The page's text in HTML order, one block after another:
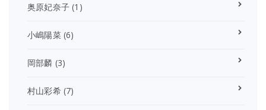
奥原妃奈子 (1)
小嶋陽菜(6)
岡部麟 (3)
村山彩希(7)